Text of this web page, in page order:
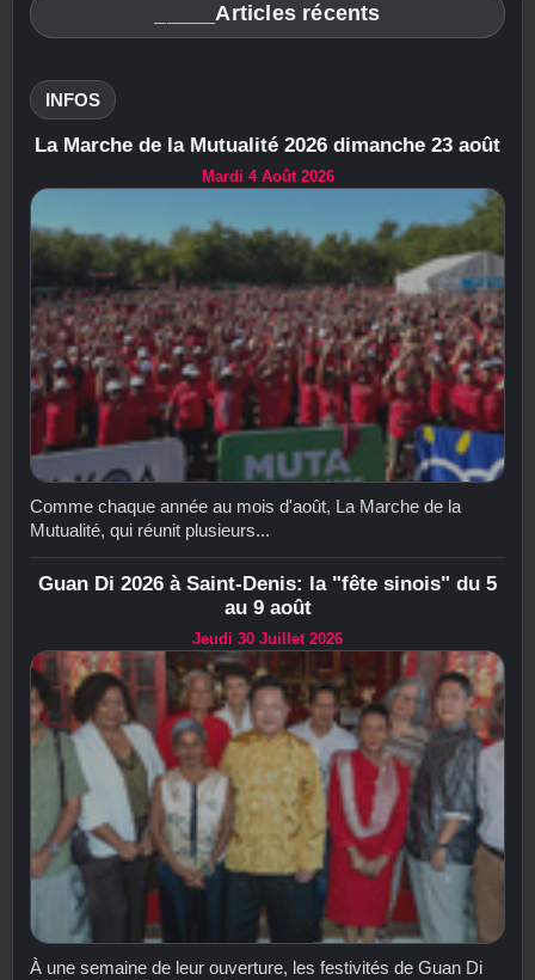
_____Articles récents
INFOS
La Marche de la Mutualité 2026 dimanche 23 août
Mardi 4 Août 2026
Comme chaque année au mois d'août, La Marche de la
Mutualité, qui réunit plusieurs...
Guan Di 2026 à Saint-Denis: la "fête sinois" du 5
au 9 août
Jeudi 30 Juillet 2026
À une semaine de leur ouverture, les festivités de Guan Di